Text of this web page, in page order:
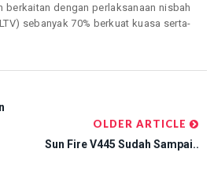
berkaitan dengan perlaksanaan nisbah
sebanyak 70% berkuat kuasa serta-
OLDER ARTICLE
Sun Fire V445 Sudah Sampai..